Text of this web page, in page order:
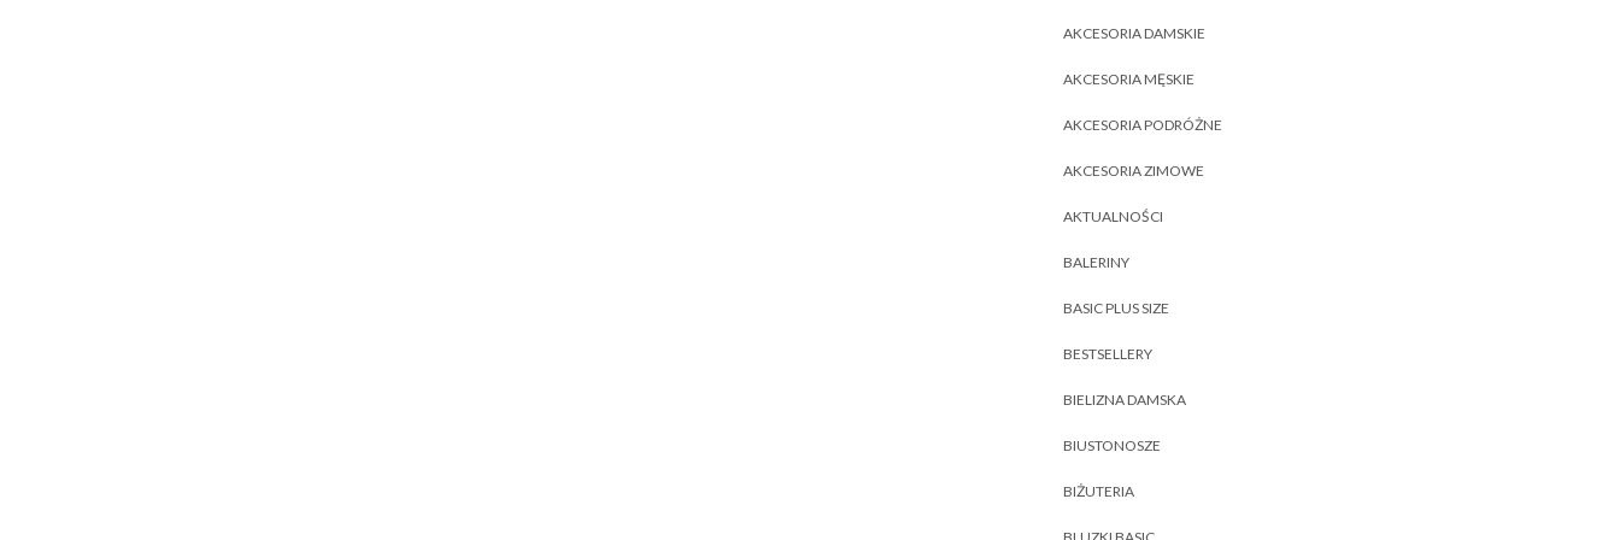
AKCESORIA DAMSKIE
AKCESORIA MĘSKIE
AKCESORIA PODRÓŻNE
AKCESORIA ZIMOWE
AKTUALNOŚCI
BALERINY
BASIC PLUS SIZE
BESTSELLERY
BIELIZNA DAMSKA
BIUSTONOSZE
BIŻUTERIA